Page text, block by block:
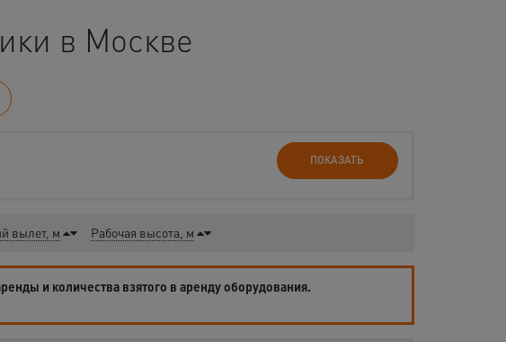
в Москве
ПОКАЗАТЬ
вылет, м Рабочая высота, м
и количества взятого в аренду оборудования.